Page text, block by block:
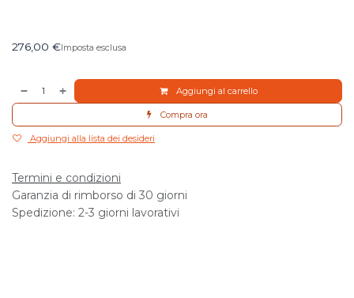
276,00 €Imposta esclusa
Aggiungi al carrello
Compra ora
Aggiungi alla lista dei desideri
Termini e condizioni
Garanzia di rimborso di 30 giorni
Spedizione: 2-3 giorni lavorativi